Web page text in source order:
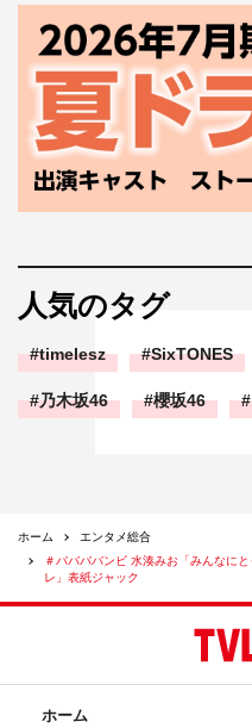
人気のタグ
timelesz SixTONES
乃木坂46 櫻坂46
ホーム
エンタメ総合
＃ババババンビ 水湊みお「みんなに
レ」表紙ジャック
ホーム